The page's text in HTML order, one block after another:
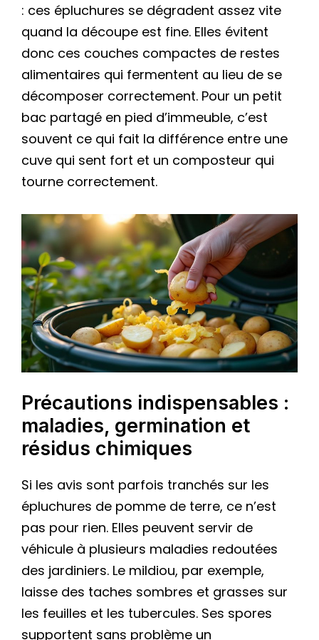
: ces épluchures se dégradent assez vite
quand la découpe est fine. Elles évitent
donc ces couches compactes de restes
alimentaires qui fermentent au lieu de se
décomposer correctement. Pour un petit
bac partagé en pied d’immeuble, c’est
souvent ce qui fait la différence entre une
cuve qui sent fort et un composteur qui
tourne correctement.
Précautions indispensables :
maladies, germination et
résidus chimiques
Si les avis sont parfois tranchés sur les
épluchures de pomme de terre, ce n’est
pas pour rien. Elles peuvent servir de
véhicule à plusieurs maladies redoutées
des jardiniers. Le mildiou, par exemple,
laisse des taches sombres et grasses sur
les feuilles et les tubercules. Ses spores
supportent sans problème un